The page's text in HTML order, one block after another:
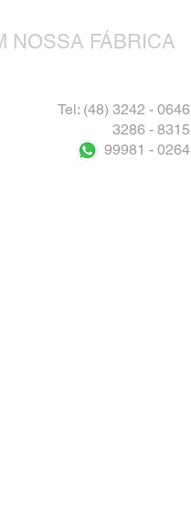
NOSSA FÁBRICA
Tel: (48) 3242 - 0646
3286 - 8315
99981 - 0264